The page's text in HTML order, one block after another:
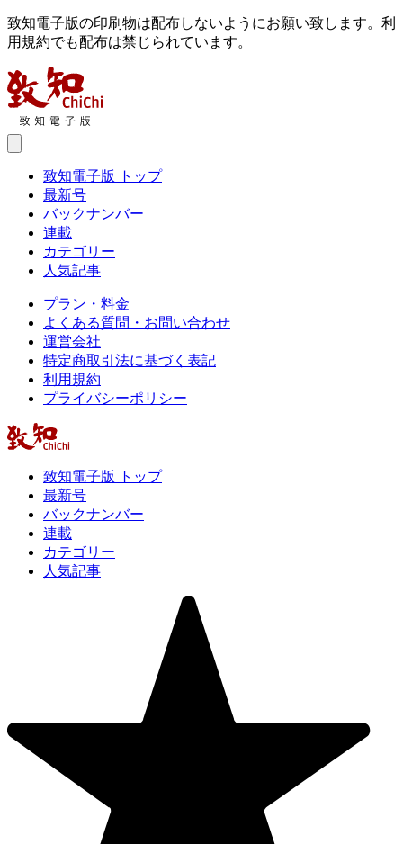
致知電子版の印刷物は配布しないようにお願い致します。利
用規約でも配布は禁じられています。
致知電子版 トップ
最新号
バックナンバー
連載
カテゴリー
人気記事
プラン・料金
よくある質問・お問い合わせ
運営会社
特定商取引法に基づく表記
利用規約
プライバシーポリシー
致知電子版 トップ
最新号
バックナンバー
連載
カテゴリー
人気記事